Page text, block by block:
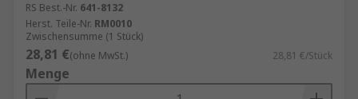
RS Best.-Nr. 641-8132
Herst. Teile-Nr. RM0010
Zwischensumme (1 Stück)
28,81 €(ohne MwSt.) 28,81 €/Stück
Menge